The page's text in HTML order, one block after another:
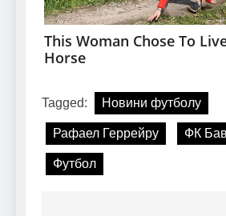
Tagged: Новини футболу
Рафаел Геррейру ФК
Футбол